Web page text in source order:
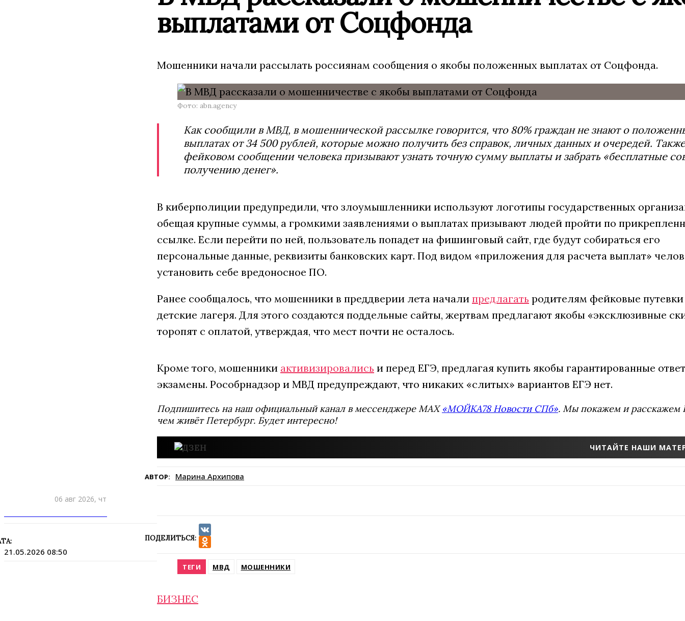
06 авг 2026, чт
21.05.2026 08:50
выплатами от Соцфонда
Мошенники начали рассылать россиянам сообщения о якобы положенных выплатах от Соцфонда.
Фото: abn.agency
Как сообщили в МВД, в мошеннической рассылке говорится, что 80% граждан не знают о
выплатах от 34 500 рублей, которые можно получить без справок, личных данных и очередей.
фейковом сообщении человека призывают узнать точную сумму выплаты и забрать «бесплатные
получению денег».
В киберполиции предупредили, что злоумышленники используют логотипы государственных
обещая крупные суммы, а громкими заявлениями о выплатах призывают людей пройти по
ссылке. Если перейти по ней, пользователь попадет на фишинговый сайт, где будут собираться его
персональные данные, реквизиты банковских карт. Под видом «приложения для расчета выплат»
установить себе вредоносное ПО.
Ранее сообщалось, что мошенники в преддверии лета начали предлагать родителям фейковые путевки
детские лагеря. Для этого создаются поддельные сайты, жертвам предлагают якобы «эксклюзивные
торопят с оплатой, утверждая, что мест почти не осталось.
Кроме того, мошенники активизировались и перед ЕГЭ, предлагая купить якобы гарантированные
экзамены. Рособрнадзор и МВД предупреждают, что никаких «слитых» вариантов ЕГЭ нет.
Подпишитесь на наш официальный канал в мессенджере MAX«МОЙКА78 Новости СПб». Мы покажем и расскажем
чем живёт Петербург. Будет интересно!
ЧИТАЙТЕ НАШИ
АВТОР: Марина Архипова
ПОДЕЛИТЬСЯ:
VK
ТЕГИ МВД МОШЕННИКИ
БИЗНЕС